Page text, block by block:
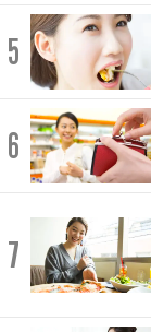
5
6
7